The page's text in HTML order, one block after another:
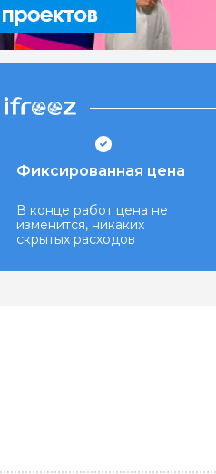
Фиксированная цена
В конце работ цена не
изменится, никаких
скрытых расходов